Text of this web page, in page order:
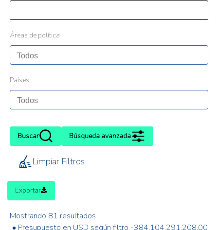
Áreas de política
Países
Buscar Búsqueda avanzada
Limpiar Filtros
Exportar
Mostrando 81 resultados
• Presupuesto en USD según filtro -384.104.291.208,00